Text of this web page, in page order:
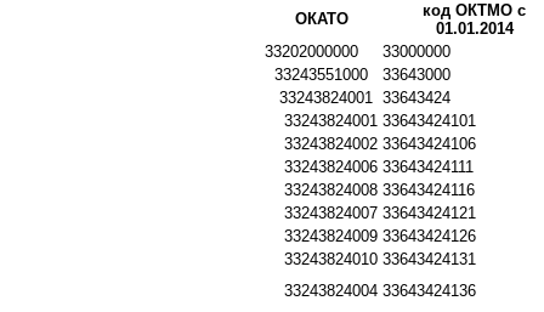
ОКАТО
код ОКТМО с
01.01.2014
33202000000
33000000
33243551000
33643000
33243824001 33643424
33243824001 33643424101
33243824002 33643424106
33243824006 33643424111
33243824008 33643424116
33243824007 33643424121
33243824009 33643424126
33243824010 33643424131
33243824004 33643424136